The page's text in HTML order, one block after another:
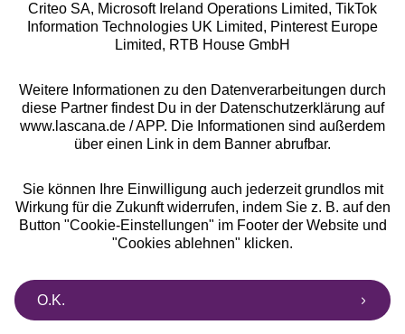
Alle Preise inkl. MwSt., zzgl.
Versandkosten
** Bonität vorausgesetzt, berechtigt zur Bonitätsprüfung
Criteo SA, Microsoft Ireland Operations Limited, TikTok
Information Technologies UK Limited, Pinterest Europe
Limited, RTB House GmbH
Weitere Informationen zu den Datenverarbeitungen durch
diese Partner findest Du in der Datenschutzerklärung auf
www.lascana.de / APP. Die Informationen sind außerdem
über einen Link in dem Banner abrufbar.
Sie können Ihre Einwilligung auch jederzeit grundlos mit
Wirkung für die Zukunft widerrufen, indem Sie z. B. auf den
Button "Cookie-Einstellungen" im Footer der Website und
"Cookies ablehnen" klicken.
O.K.